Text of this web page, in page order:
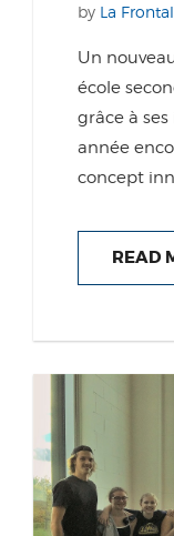
by La
Un
école
grâce à
année
concept
READ